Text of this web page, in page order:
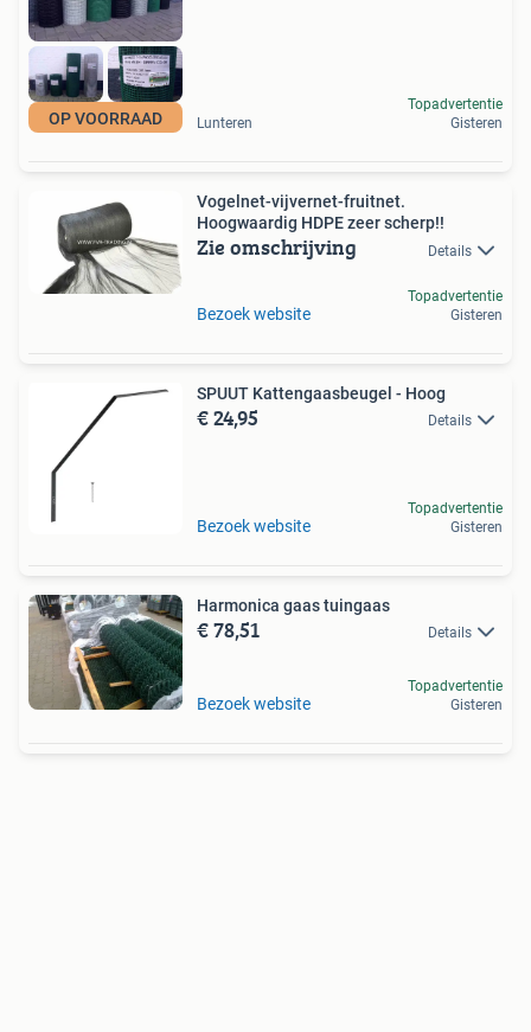
OP VOORRAAD Lunteren
Topadvertentie
Gisteren
Vogelnet-vijvernet-fruitnet.
Hoogwaardig HDPE zeer scherp!!
Zie omschrijving Details
Bezoek website
Topadvertentie
Gisteren
SPUUT Kattengaasbeugel - Hoog
€ 24,95 Details
Bezoek website
Topadvertentie
Gisteren
Harmonica gaas tuingaas
€ 78,51 Details
Bezoek website
Topadvertentie
Gisteren